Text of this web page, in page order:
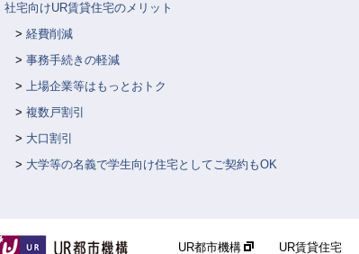
社宅向けUR賃貸住宅のメリット
経費削減
事務手続きの軽減
上場企業等はもっとおトク
複数戸割引
大口割引
大学等の名義で学生向け住宅としてご契約もOK
UR都市機構 UR賃貸住宅